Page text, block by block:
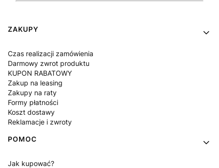
Linki w stopce
ZAKUPY
Czas realizacji zamówienia
Darmowy zwrot produktu
KUPON RABATOWY
Zakup na leasing
Zakupy na raty
Formy płatności
Koszt dostawy
Reklamacje i zwroty
POMOC
Jak kupować?